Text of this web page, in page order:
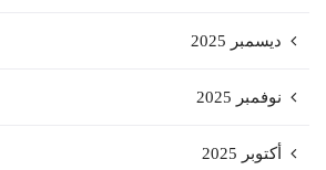
ديسمبر 2025
نوفمبر 2025
أكتوبر 2025